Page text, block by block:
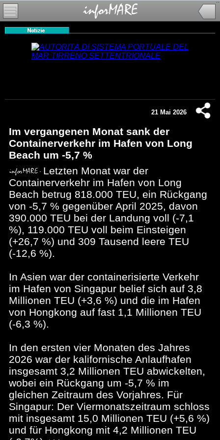
21 Mai 2026
Im vergangenen Monat sank der
Containerverkehr im Hafen von Long
Beach um -5,7 %
Letzten Monat war der
Containerverkehr im Hafen von Long
Beach betrug 818.000 TEU, ein Rückgang
von -5,7 % gegenüber April 2025, davon
390.000 TEU bei der Landung voll (-7,1
%), 119.000 TEU voll beim Einsteigen
(+26,7 %) und 309 Tausend leere TEU
(-12,6 %).
In Asien war der containerisierte Verkehr
im Hafen von Singapur belief sich auf 3,8
Millionen TEU (+3,6 %) und die im Hafen
von Hongkong auf fast 1,1 Millionen TEU
(-6,3 %).
In den ersten vier Monaten des Jahres
2026 war der kalifornische Anlaufhafen
insgesamt 3,2 Millionen TEU abwickelten,
wobei ein Rückgang um -5,7 % im
gleichen Zeitraum des Vorjahres. Für
Singapur: Der Viermonatszeitraum schloss
mit insgesamt 15,0 Millionen TEU (+5,6 %)
und für Hongkong mit 4,2 Millionen TEU